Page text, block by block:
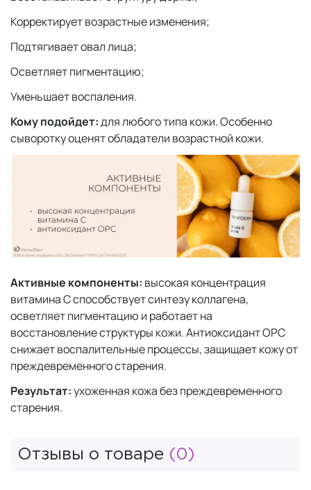
Корректирует возрастные изменения;
Подтягивает овал лица;
Осветляет пигментацию;
Уменьшает воспаления.
Кому подойдет:для любого типа кожи. Особенно
сыворотку оценят обладатели возрастной кожи.
Активные компоненты: высокая концентрация
витамина С способствует синтезу коллагена,
осветляет пигментацию и работает на
восстановление структуры кожи. Антиоксидант OPC
снижает воспалительные процессы, защищает кожу от
преждевременного старения.
Результат:ухоженная кожа без преждевременного
старения.
Отзывы о товаре (0)